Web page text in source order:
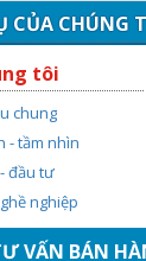
CỦA CHÚNG
tôi
chung
- tầm nhìn
đầu tư
nghiệp
VẤN BÁN